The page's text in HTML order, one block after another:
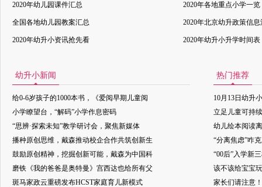
2020年幼儿园课件汇总 2020年各地重点小学一览
全国各地幼儿园教案汇总 2020年北京幼升政策信息
2020年幼升小资讯抢先看 2020年幼升小升学时间表
幼升小新闻
给0-6岁孩子的1000本书，《爱阅早期儿童阅
小学瞭望台，“解码”小学作息密码
“思辨·探索未知”教学研讨会，聚焦新媒体
播种原创思维，戴森推动校企合作共筑创新生
鼓励原创精神，挖掘创新可能，戴森为中国科
磨铁《我的爸爸是奥特曼》宫西达也给所有父
斑马家政云重磅发布HCST家庭育儿新模式
热门推荐
10月13日幼升
立足儿童可持
幼儿绘本阅读
“分离焦虑”咋
“00后”入学新
该不该给宝宝
家长们请注意